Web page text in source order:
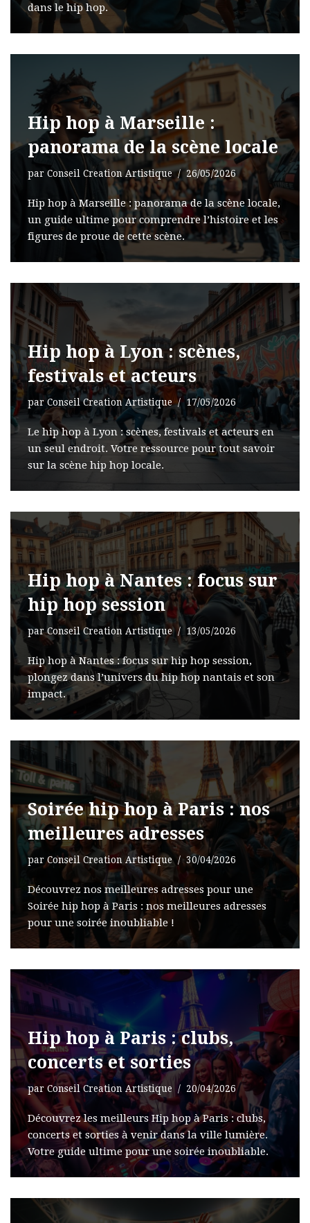
dans le hip hop.
Hip hop à Marseille :
panorama de la scène locale
par Conseil Creation Artistique 26/05/2026
Hip hop à Marseille : panorama de la scène locale,
un guide ultime pour comprendre l’histoire et les
figures de proue de cette scène.
Hip hop à Lyon : scènes,
festivals et acteurs
par Conseil Creation Artistique 17/05/2026
Le hip hop à Lyon : scènes, festivals et acteurs en
un seul endroit. Votre ressource pour tout savoir
sur la scène hip hop locale.
Hip hop à Nantes : focus sur
hip hop session
parConseil Creation Artistique 13/05/2026
Hip hop à Nantes : focus sur hip hop session,
plongez dans l’univers du hip hop nantais et son
impact.
Soirée hip hop à Paris : nos
meilleures adresses
parConseil Creation Artistique 30/04/2026
Découvrez nos meilleures adresses pour une
Soirée hip hop à Paris : nos meilleures adresses
pour une soirée inoubliable !
Hip hop à Paris : clubs,
concerts et sorties
par Conseil Creation Artistique 20/04/2026
Découvrez les meilleurs Hip hop à Paris : clubs,
concerts et sorties à venir dans la ville lumière.
Votre guide ultime pour une soirée inoubliable.